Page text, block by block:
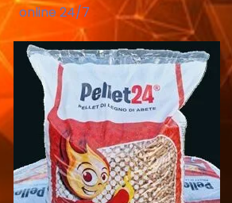
online 24/7